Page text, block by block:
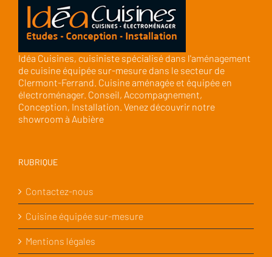
Idéa Cuisines, cuisiniste spécialisé dans l'aménagement
de cuisine équipée sur-mesure dans le secteur de
Clermont-Ferrand. Cuisine aménagée et équipée en
électroménager. Conseil, Accompagnement,
Conception, Installation. Venez découvrir notre
showroom à Aubière
RUBRIQUE
Contactez-nous
Cuisine équipée sur-mesure
Mentions légales